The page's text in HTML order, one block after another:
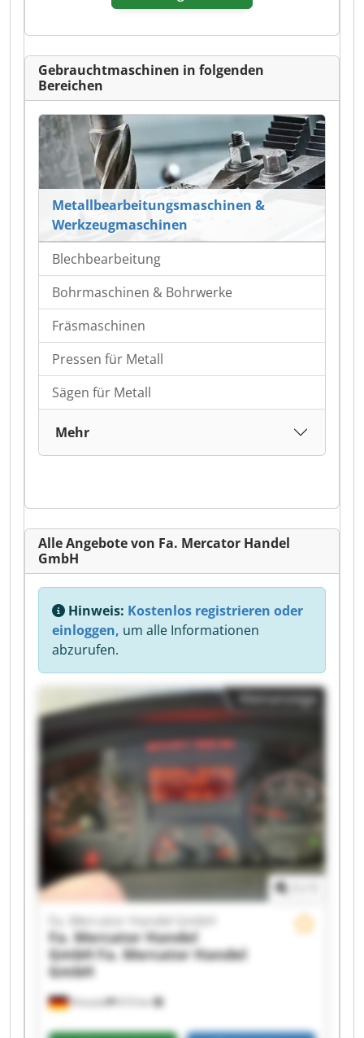
Gebrauchtmaschinen in folgenden
Bereichen
Metallbearbeitungsmaschinen &
Werkzeugmaschinen
Blechbearbeitung
Bohrmaschinen & Bohrwerke
Fräsmaschinen
Pressen für Metall
Sägen für Metall
Mehr
Alle Angebote von Fa. Mercator Handel
GmbH
Hinweis: Kostenlos registrieren oder
einloggen, um alle Informationen
abzurufen.
Kleinanzeige
Kreuztal 610 km
Fa. Mercator Handel GmbH
Fa. Mercator Handel
GmbHFa. Mercator Handel
GmbH